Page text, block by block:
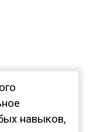
навыков,